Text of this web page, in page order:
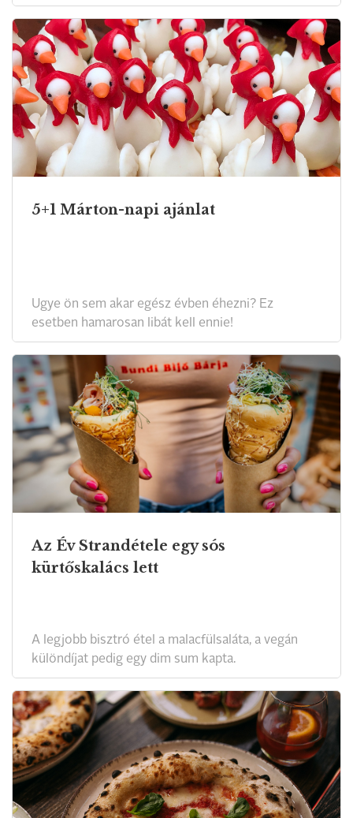
5+1 Márton-napi ajánlat
Ugye ön sem akar egész évben éhezni? Ez
esetben hamarosan libát kell ennie!
Az Év Strandétele egy sós
kürtőskalács lett
A legjobb bisztró étel a malacfülsaláta, a vegán
különdíjat pedig egy dim sum kapta.